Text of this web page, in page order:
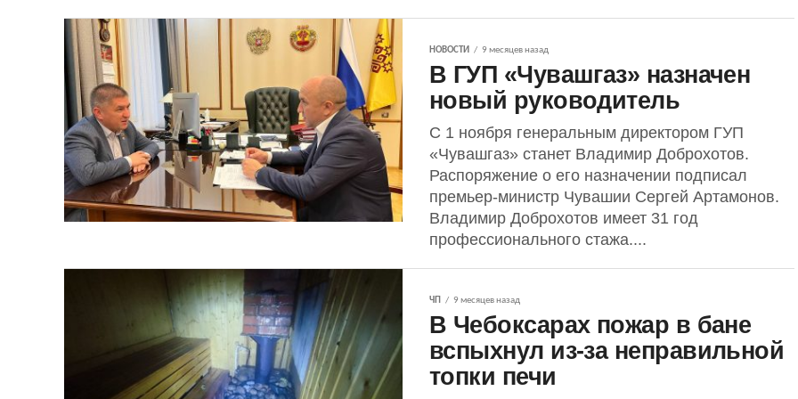
НОВОСТИ 9 месяцев назад
В ГУП «Чувашгаз» назначен
новый руководитель
С 1 ноября генеральным директором ГУП
«Чувашгаз» станет Владимир Доброхотов.
Распоряжение о его назначении подписал
премьер-министр Чувашии Сергей Артамонов.
Владимир Доброхотов имеет 31 год
профессионального стажа....
ЧП 9 месяцев назад
В Чебоксарах пожар в бане
вспыхнул из-за неправильной
топки печи